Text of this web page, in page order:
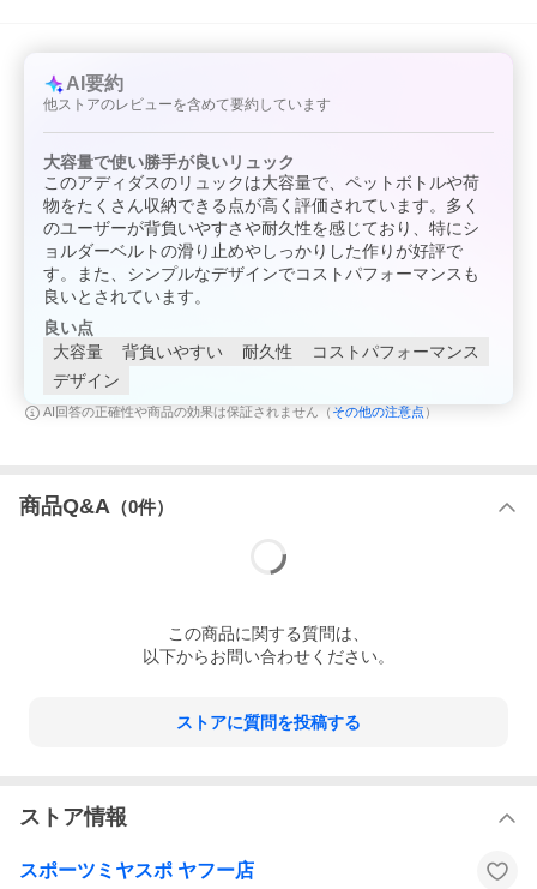
AI要約
他ストアのレビューを含めて要約しています
大容量で使い勝手が良いリュック
このアディダスのリュックは大容量で、ペットボトルや荷
物をたくさん収納できる点が高く評価されています。多く
のユーザーが背負いやすさや耐久性を感じており、特にシ
ョルダーベルトの滑り止めやしっかりした作りが好評で
す。また、シンプルなデザインでコストパフォーマンスも
良いとされています。
良い点
大容量
背負いやすい 耐久性
コストパフォーマンス
デザイン
AI回答の正確性や商品の効果は保証されません（ その他の注意点 ）
商品Q&A （0件）
この商品に関する質問は、
以下からお問い合わせください。
ストアに質問を投稿する
ストア情報
スポーツミヤスポ ヤフー店